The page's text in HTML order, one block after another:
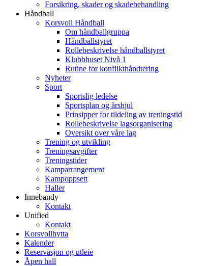
Forsikring, skader og skadebehandling
Håndball
Korsvoll Håndball
Om håndballgruppa
Håndballstyret
Rollebeskrivelse håndballstyret
Klubbhuset Nivå 1
Rutine for konflikthåndtering
Nyheter
Sport
Sportslig ledelse
Sportsplan og årshjul
Prinsipper for tildeling av treningstid
Rollebeskrivelse lagsorganisering
Oversikt over våre lag
Trening og utvikling
Treningsavgifter
Treningstider
Kamparrangement
Kampoppsett
Haller
Innebandy
Kontakt
Unified
Kontakt
Korsvollhytta
Kalender
Reservasjon og utleie
Åpen hall